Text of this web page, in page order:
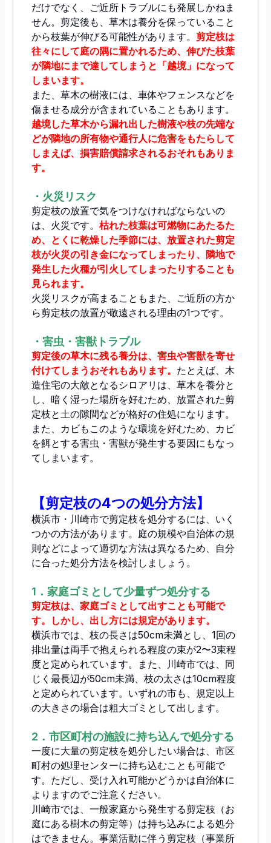
だけでなく、ご近所トラブルにも発展しかねま
せん。剪定後も、草木は養分を保っていること
から枝葉が伸びる可能性があります。 剪定枝は
往々にして庭の隅に置かれるため、伸びた枝葉
が隣地にまで達してしまうと「越境」になって
しまいます。
また、草木の樹液には、車体やフェンスなどを
傷ませる成分が含まれていることもあります。
越境した草木から漏れ出した樹液や枝の先端な
どが隣地の所有物や通行人に危害をもたらして
しまえば、損害賠償請求されるおそれもありま
す。
・火災リスク
剪定枝の放置で気をつけなければならないの
は、火災です。 枯れた枝葉は可燃物にあたるた
め、とくに乾燥した季節には、放置された剪定
枝が火災の引き金になってしまったり、隣地で
発生した火種が引火してしまったりすることも
見られます。
火災リスクが高まることもまた、ご近所の方か
ら剪定枝の放置が敬遠される理由の1つです。
・害虫・害獣トラブル
剪定後の草木に残る養分は、害虫や害獣を寄せ
付けてしまうおそれもあります。 たとえば、木
造住宅の大敵となるシロアリは、草木を養分と
し、暗く湿った場所を好むため、放置された剪
定枝と土の隙間などが格好の住処になります。
また、カビもこのような環境を好むため、カビ
を餌とする害虫・害獣が発生する要因にもなっ
てしまいます。
【剪定枝の4つの処分方法】
横浜市・川崎市で剪定枝を処分するには、いく
つかの方法があります。庭の規模や自治体の規
則などによって適切な方法は異なるため、自分
に合った処分方法を検討しましょう。
1．家庭ゴミとして少量ずつ処分する
剪定枝は、家庭ゴミとして出すことも可能で
す。しかし、出し方には規定があります。
横浜市では、枝の長さは50cm未満とし、1回の
排出量は両手で抱えられる程度の束が2〜3束程
度と定められています。また、川崎市では、同
じく最長辺が50cm未満、枝の太さは10cm程度
と定められています。いずれの市も、規定以上
の大きさの場合は粗大ゴミとして出します。
2．市区町村の施設に持ち込んで処分する
一度に大量の剪定枝を処分したい場合は、市区
町村の処理センターに持ち込むことも可能で
す。ただし、受け入れ可能かどうかは自治体に
よりますのでご注意ください。
川崎市では、一般家庭から発生する剪定枝（お
庭にある樹木の剪定等）は持ち込みによる処分
はできません。事業活動に伴う剪定枝（事業所